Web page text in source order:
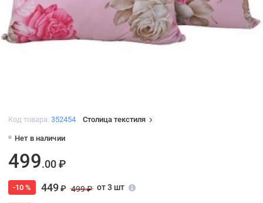
Код товара: 352454 Столица текстиля
Нет в наличии
499.00 ₽
-10 % 449₽ 499 ₽ от 3 шт